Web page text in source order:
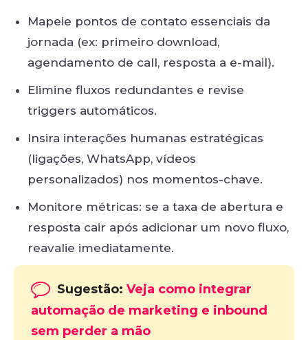
Mapeie pontos de contato essenciais da
jornada (ex: primeiro download,
agendamento de call, resposta a e-mail).
Elimine fluxos redundantes e revise
triggers automáticos.
Insira interações humanas estratégicas
(ligações, WhatsApp, vídeos
personalizados) nos momentos-chave.
Monitore métricas: se a taxa de abertura e
resposta cair após adicionar um novo fluxo,
reavalie imediatamente.
Sugestão: Veja como integrar
automação de marketing e inbound
sem perder a mão